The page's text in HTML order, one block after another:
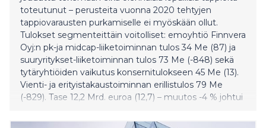
toteutunut – perusteita vuonna 2020 tehtyjen
tappiovarausten purkamiselle ei myöskään ollut.
Tulokset segmenteittäin voitolliset: emoyhtiö Finnvera
Oyj:n pk-ja midcap-liiketoiminnan tulos 34 Me (87) ja
suuryritykset-liiketoiminnan tulos 73 Me (-848) sekä
tytäryhtiöiden vaikutus konsernitulokseen 45 Me (13).
Vienti- ja erityistakaustoiminnan erillistulos 79 Me
(-829). Tase 12,2 Mrd. euroa (12,7) – muutos -4 % johtui
arvonmuutoksista. Taseen ulkopuoliset sitoumukset